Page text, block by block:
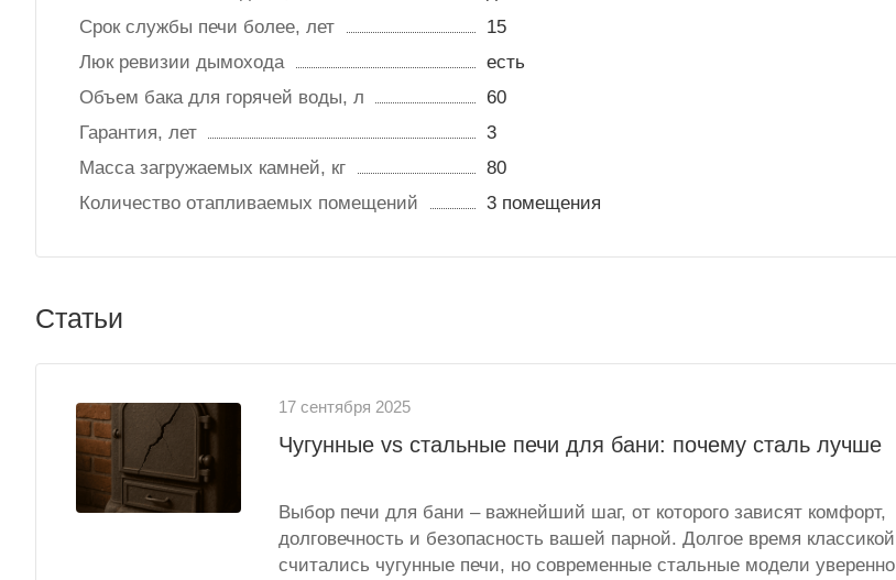
Срок службы печи более, лет
15
Люк ревизии дымохода
есть
Объем бака для горячей воды, л
60
Гарантия, лет
3
Масса загружаемых камней, кг
80
Количество отапливаемых помещений
3 помещения
Статьи
17 сентября 2025
Чугунные vs стальные печи для бани: почему сталь лучше
Выбор печи для бани – важнейший шаг, от которого зависят комфорт,
долговечность и безопасность вашей парной. Долгое время классикой
считались чугунные печи, но современные стальные модели уверенно